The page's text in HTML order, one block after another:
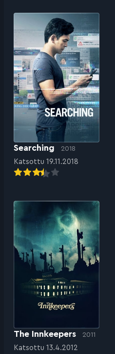
Searching 2018
Katsottu 19.11.2018
The Innkeepers 2011
Katsottu 13.4.2012